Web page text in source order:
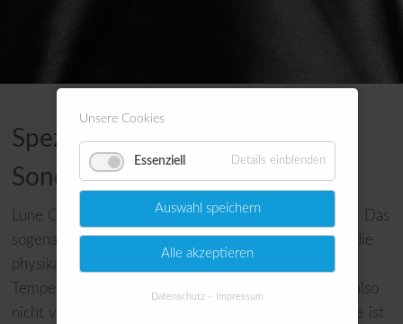
Spezielle Anwendungen und
Sonderlösungen
Lune CHF basiert auf einer speziellen Messmethode. Das
sogenannte Convective-Heat-Flow Verfahren nutzt die
physikalischen Gesetze des Wärmeflusses. Die
Temperaturbestimmung eines Messobjektes erfolgt also
nicht via Infrarot Messung oder taktil. Diese Methode ist
Unsere Cookies
Essenziell Details einblenden
Auswahl speichern
Alle akzeptieren
Datenschutz Impressum